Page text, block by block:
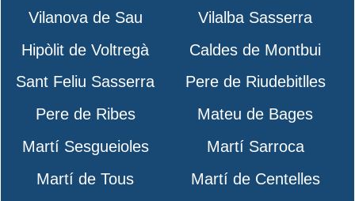
Vilanova de Sau
Vilalba Sasserra
Hipòlit de Voltregà
Caldes de Montbui
Sant Feliu Sasserra
Pere de Riudebitlles
Pere de Ribes
Mateu de Bages
Martí Sesgueioles
Martí Sarroca
Martí de Tous
Martí de Centelles